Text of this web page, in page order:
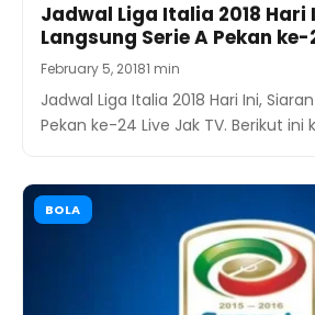
Jadwal Liga Italia 2018 Hari
Langsung Serie A Pekan ke-
February 5, 20181 min
Jadwal Liga Italia 2018 Hari Ini,
Pekan ke-24 Live Jak TV. Berikut ini
BOLA